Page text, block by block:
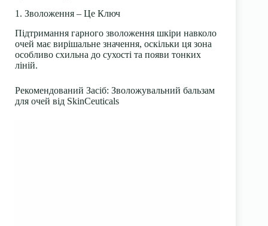
1. Зволоження – Це Ключ
Підтримання гарного зволоження шкіри навколо
очей має вирішальне значення, оскільки ця зона
особливо схильна до сухості та появи тонких
ліній.
Рекомендований Засіб: Зволожувальний бальзам
для очей від SkinCeuticals